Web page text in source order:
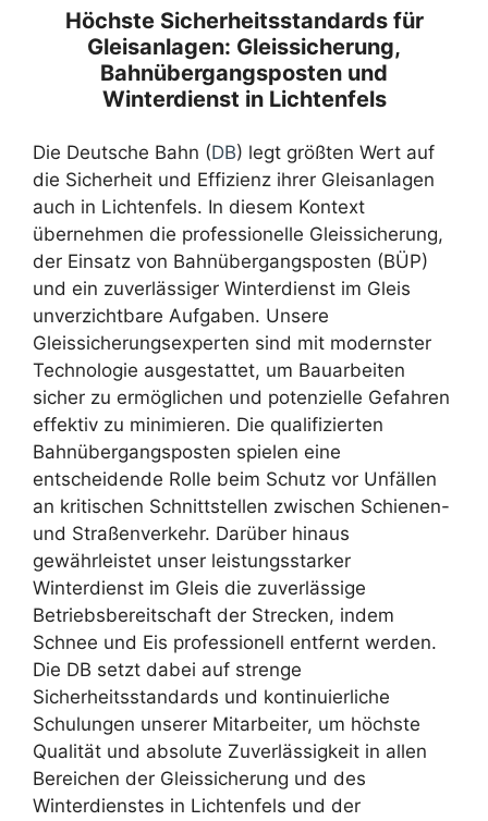
Höchste Sicherheitsstandards für
Gleisanlagen: Gleissicherung,
Bahnübergangsposten und
Winterdienst in Lichtenfels
Die Deutsche Bahn (DB) legt größten Wert auf
die Sicherheit und Effizienz ihrer Gleisanlagen
auch in Lichtenfels. In diesem Kontext
übernehmen die professionelle Gleissicherung,
der Einsatz von Bahnübergangsposten (BÜP)
und ein zuverlässiger Winterdienst im Gleis
unverzichtbare Aufgaben. Unsere
Gleissicherungsexperten sind mit modernster
Technologie ausgestattet, um Bauarbeiten
sicher zu ermöglichen und potenzielle Gefahren
effektiv zu minimieren. Die qualifizierten
Bahnübergangsposten spielen eine
entscheidende Rolle beim Schutz vor Unfällen
an kritischen Schnittstellen zwischen Schienen-
und Straßenverkehr. Darüber hinaus
gewährleistet unser leistungsstarker
Winterdienst im Gleis die zuverlässige
Betriebsbereitschaft der Strecken, indem
Schnee und Eis professionell entfernt werden.
Die DB setzt dabei auf strenge
Sicherheitsstandards und kontinuierliche
Schulungen unserer Mitarbeiter, um höchste
Qualität und absolute Zuverlässigkeit in allen
Bereichen der Gleissicherung und des
Winterdienstes in Lichtenfels und der